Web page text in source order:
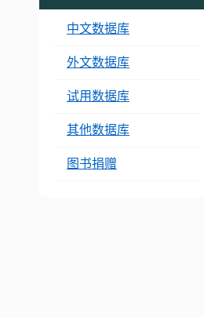
中文数据库
外文数据库
试用数据库
其他数据库
图书捐赠